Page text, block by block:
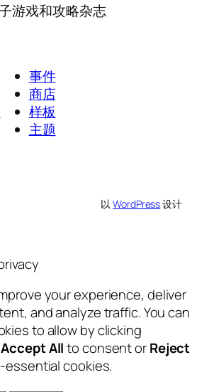
游戏和攻略杂志
事件
商店
样板
主题
以WordPress设计
your experience, deliver
and analyze traffic. You can
to allow by clicking
Accept Allto consent orReject
cookies.